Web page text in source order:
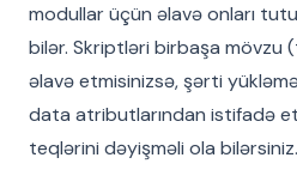
modullar üçün əlavə onları
bilər. Skriptləri birbaşa mövzu
əlavə etmisinizsə, şərti
data atributlarından istifadə
teqlərini dəyişməli ola bilərsiniz.